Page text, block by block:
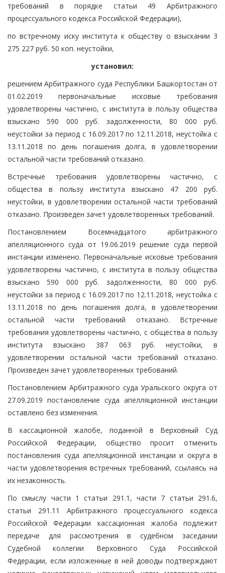
требований в порядке статьи 49 Арбитражного
процессуального кодекса Российской Федерации),
по встречному иску института к обществу о взыскании 3
275 227 руб. 50 коп. неустойки,
установил:
решением Арбитражного суда Республики Башкортостан от
01.02.2019 первоначальные исковые требования
удовлетворены частично, с института в пользу общества
взыскано 590 000 руб. задолженности, 80 000 руб.
неустойки за период с 16.09.2017 по 12.11.2018, неустойка с
13.11.2018 по день погашения долга, в удовлетворении
остальной части требований отказано.
Встречные требования удовлетворены частично, с
общества в пользу института взыскано 47 200 руб.
неустойки, в удовлетворении остальной части требований
отказано. Произведен зачет удовлетворенных требований.
Постановлением Восемнадцатого арбитражного
апелляционного суда от 19.06.2019 решение суда первой
инстанции изменено. Первоначальные исковые требования
удовлетворены частично, с института в пользу общества
взыскано 590 000 руб. задолженности, 80 000 руб.
неустойки за период с 16.09.2017 по 12.11.2018, неустойка с
13.11.2018 по день погашения долга, в удовлетворении
остальной части требований отказано. Встречные
требования удовлетворены частично, с общества в пользу
института взыскано 387 063 руб. неустойки, в
удовлетворении остальной части требований отказано.
Произведен зачет удовлетворенных требований.
Постановлением Арбитражного суда Уральского округа от
27.09.2019 постановление суда апелляционной инстанции
оставлено без изменения.
В кассационной жалобе, поданной в Верховный Суд
Российской Федерации, общество просит отменить
постановления суда апелляционной инстанции и округа в
части удовлетворения встречных требований, ссылаясь на
их незаконность.
По смыслу части 1 статьи 291.1, части 7 статьи 291.6,
статьи 291.11 Арбитражного процессуального кодекса
Российской Федерации кассационная жалоба подлежит
передаче для рассмотрения в судебном заседании
Судебной коллегии Верховного Суда Российской
Федерации, если изложенные в ней доводы подтверждают